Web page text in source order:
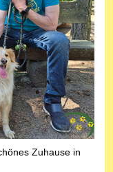
Zuhause in